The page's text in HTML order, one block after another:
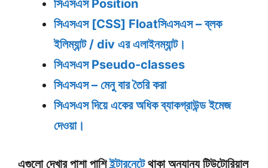
সিএসএস Position
সিএসএস [CSS] Floatসিএসএস – ব্লক
ইলিম্যান্ট / div এর এলাইনম্যান্ট।
সিএসএস Pseudo-classes
সিএসএস – মেনু বার তৈরি করা
সিএসএস দিয়ে একের অধিক ব্যাকগ্রাউন্ড ইমেজ
দেওয়া।
এগুলো দেখার পাশা পাশিইন্টারনেটেথাকা অন্যান্য টিউটোরিয়াল